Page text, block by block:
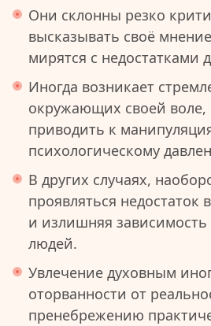
Они склонны резко
высказывать своё
мирятся с недостатками
Иногда возникает
окружающих своей воле,
приводить к
психологическому
В других случаях,
проявляться недостаток
и излишняя зависимость
людей.
Увлечение духовным
оторванности от
пренебрежению